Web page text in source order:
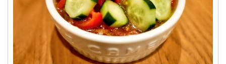
スープ
軽食